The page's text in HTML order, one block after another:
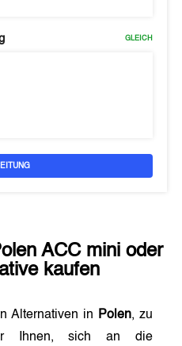
GLEICH
ACC minioder
kaufen
Alternativen in Polen, zu
Ihnen, sich an die